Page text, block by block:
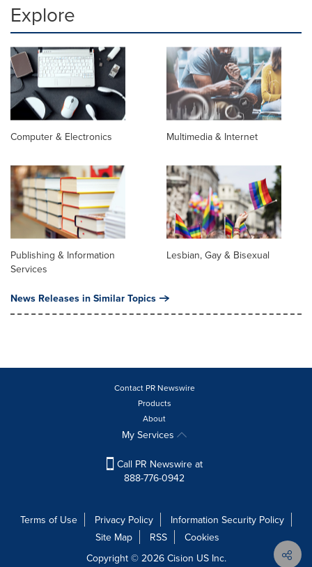
Explore
Computer & Electronics Multimedia & Internet
Publishing & Information
Services
Lesbian, Gay & Bisexual
News Releases in Similar Topics
Contact PR Newswire
Products
About
My Services
Call PR Newswire at
888-776-0942
Terms of Use Privacy Policy
Information Security Policy
Site Map
RSS
Cookies
Copyright © 2026 Cision US Inc.